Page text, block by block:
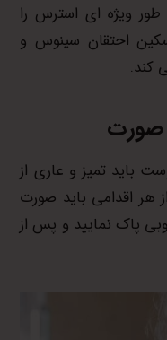
ویژه ای استرس را
احتقان سینوس و
کند.
باید تمیز و عاری از
هر اقدامی باید صورت
پاک نمایید و پس از